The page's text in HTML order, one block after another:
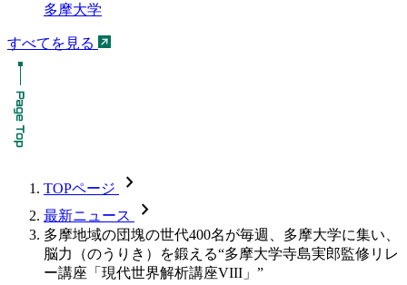
多摩大学
すべてを見る
TOPページ chevron_forward
最新ニュース chevron_forward
多摩地域の団塊の世代400名が毎週、多摩大学に集い、
脳力（のうりき）を鍛える“多摩大学寺島実郎監修リレ
ー講座「現代世界解析講座VIII」”